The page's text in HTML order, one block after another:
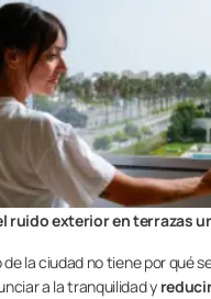
ruido exterior en terrazas
la ciudad no tiene por qué
a la tranquilidad y